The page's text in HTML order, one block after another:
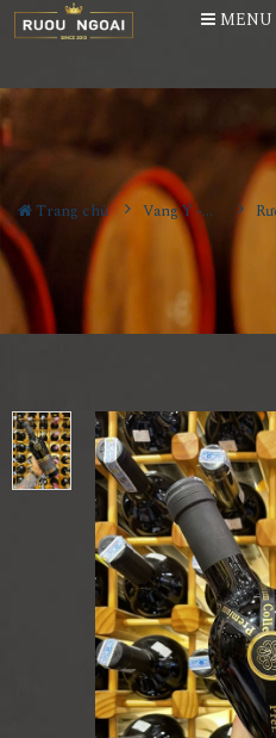
MENU
Trang chủ Vang Ý - Italia